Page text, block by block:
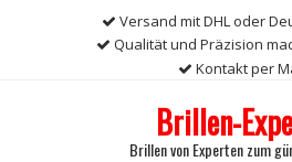
Versand mit DHL oder
Qualität und Präzision
Kontakt per
Brillen-
Brillen von Experten zum